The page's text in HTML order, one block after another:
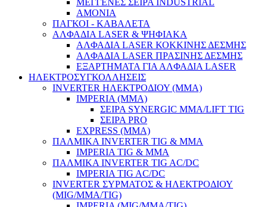
Κήπος & Αγρός
ΜΕΓΓΕΝΕΣ ΣΕΙΡΑ INDUSTRIAL
ΑΜΟΝΙΑ
ΠΑΓΚΟΙ - ΚΑΒΑΛΕΤΑ
ΑΛΦΑΔΙΑ LASER & ΨΗΦΙΑΚΑ
ΑΛΦΑΔΙΑ LASER ΚΟΚΚΙΝΗΣ ΔΕΣΜΗΣ
ΑΛΦΑΔΙΑ LASER ΠΡΑΣΙΝΗΣ ΔΕΣΜΗΣ
ΕΞΑΡΤΗΜΑΤΑ ΓΙΑ ΑΛΦΑΔΙΑ LASER
ΗΛΕΚΤΡΟΣΥΓΚΟΛΛΗΣΕΙΣ
INVERTER ΗΛΕΚΤΡΟΔΙΟΥ (MMA)
IMPERIA (MMA)
ΣΕΙΡΑ SYNERGIC MMA/LIFT TIG
ΣΕΙΡΑ PRO
EXPRESS (ΜΜΑ)
ΠΑΛΜΙΚΑ INVERTER TIG & MMA
IMPERIA TIG & MMA
ΠΑΛΜΙΚΑ INVERTER TIG AC/DC
IMPERIA TIG AC/DC
INVERTER ΣΥΡΜΑΤΟΣ & ΗΛΕΚΤΡΟΔΙΟΥ
(MIG/MMA/TIG)